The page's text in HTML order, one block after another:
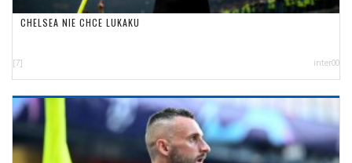
CHELSEA NIE CHCE LUKAKU
[7] inter00